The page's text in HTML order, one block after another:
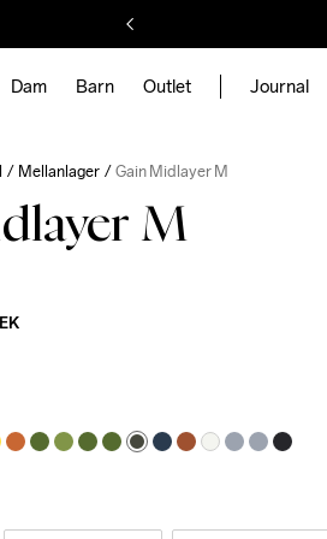
Dam Barn Outlet Journal
Mellanlager Gain Midlayer M
M